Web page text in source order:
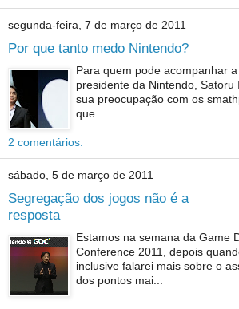
segunda-feira, 7 de março de 2011
Por que tanto medo Nintendo?
Para quem pode acompanhar
presidente da Nintendo, Satoru
sua preocupação com os
que ...
2 comentários:
sábado, 5 de março de 2011
Segregação dos jogos não é a
resposta
Estamos na semana da Game
Conference 2011, depois
inclusive falarei mais sobre o
dos pontos mai...